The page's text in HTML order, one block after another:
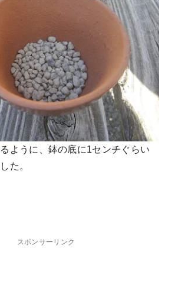
ように、鉢の底に1センチぐらい
た。
スポンサーリンク